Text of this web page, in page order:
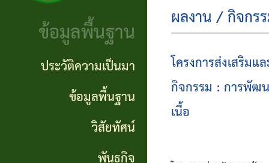
ประกาศ
ทั่วไป
ประกาศ
จัดซื้อ
จัดจ้าง
งบ
ประมาณ
แผน
พัฒนา
เป็นมา
ข้อมูล
พื้น
ฐาน
ข้อมูลพื้นฐาน
ประวัติความเป็นมา
ข้อมูลพื้นฐาน
วิสัยทัศน์
ผลงาน / กิจกร
โครงการส่งเสริม
กิจกรรม : การพัฒ
เนื้อ